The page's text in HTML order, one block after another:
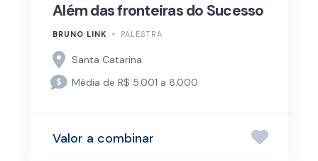
Além das fronteiras do Sucesso
BRUNO LINK PALESTRA
Santa Catarina
Média de R$ 5.001 a 8.000
Valor a combinar